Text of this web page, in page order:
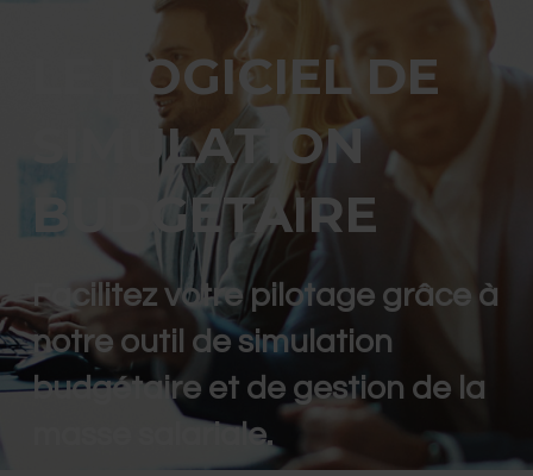
LE LOGICIEL DE
SIMULATION
BUDGÉTAIRE
Facilitez votre pilotage grâce à
notre outil de simulation
budgétaire et de gestion de la
masse salariale.